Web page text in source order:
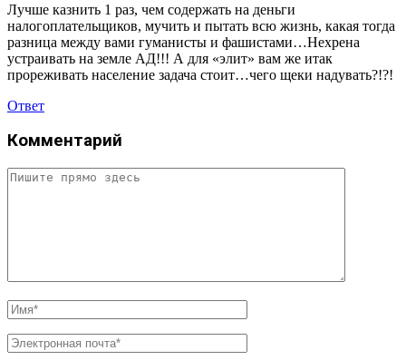
Лучше казнить 1 раз, чем содержать на деньги
налогоплательщиков, мучить и пытать всю жизнь, какая тогда
разница между вами гуманисты и фашистами…Нехрена
устраивать на земле АД!!! А для «элит» вам же итак
прореживать население задача стоит…чего щеки надувать?!?!
Ответ
Комментарий